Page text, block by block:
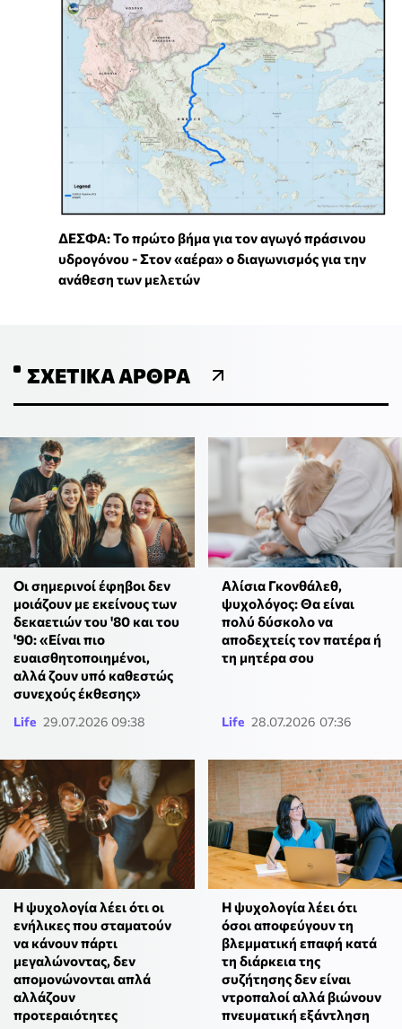
ΔΕΣΦΑ: Το πρώτο βήμα για τον αγωγό πράσινου
υδρογόνου - Στον «αέρα» ο διαγωνισμός για την
ανάθεση των μελετών
ΣΧΕΤΙΚΆ ΆΡΘΡΑ
Οι σημερινοί έφηβοι δεν
μοιάζουν με εκείνους των
δεκαετιών του '80 και του
'90: «Είναι πιο
ευαισθητοποιημένοι,
αλλά ζουν υπό καθεστώς
συνεχούς έκθεσης»
Life 29.07.2026 09:38
Αλίσια Γκονθάλεθ,
ψυχολόγος: Θα είναι
πολύ δύσκολο να
αποδεχτείς τον πατέρα ή
τη μητέρα σου
Life 28.07.2026 07:36
Η ψυχολογία λέει ότι οι
ενήλικες που σταματούν
να κάνουν πάρτι
μεγαλώνοντας, δεν
απομονώνονται απλά
αλλάζουν
προτεραιότητες
Η ψυχολογία λέει ότι
όσοι αποφεύγουν τη
βλεμματική επαφή κατά
τη διάρκεια της
συζήτησης δεν είναι
ντροπαλοί αλλά βιώνουν
πνευματική εξάντληση